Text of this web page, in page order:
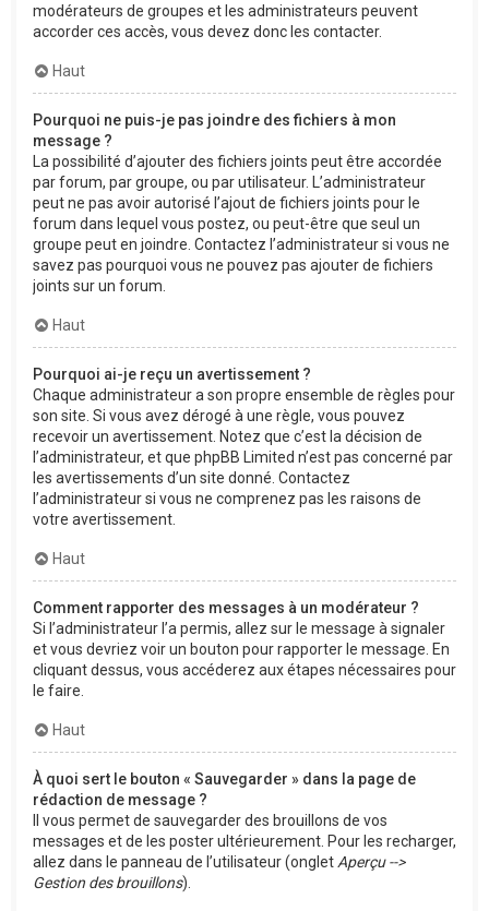
modérateurs de groupes et les administrateurs peuvent
accorder ces accès, vous devez donc les contacter.
Haut
Pourquoi ne puis-je pas joindre des fichiers à mon
message ?
La possibilité d’ajouter des fichiers joints peut être accordée
par forum, par groupe, ou par utilisateur. L’administrateur
peut ne pas avoir autorisé l’ajout de fichiers joints pour le
forum dans lequel vous postez, ou peut-être que seul un
groupe peut en joindre. Contactez l’administrateur si vous ne
savez pas pourquoi vous ne pouvez pas ajouter de fichiers
joints sur un forum.
Haut
Pourquoi ai-je reçu un avertissement ?
Chaque administrateur a son propre ensemble de règles pour
son site. Si vous avez dérogé à une règle, vous pouvez
recevoir un avertissement. Notez que c’est la décision de
l’administrateur, et que phpBB Limited n’est pas concerné par
les avertissements d’un site donné. Contactez
l’administrateur si vous ne comprenez pas les raisons de
votre avertissement.
Haut
Comment rapporter des messages à un modérateur ?
Si l’administrateur l’a permis, allez sur le message à signaler
et vous devriez voir un bouton pour rapporter le message. En
cliquant dessus, vous accéderez aux étapes nécessaires pour
le faire.
Haut
À quoi sert le bouton « Sauvegarder » dans la page de
rédaction de message ?
Il vous permet de sauvegarder des brouillons de vos
messages et de les poster ultérieurement. Pour les recharger,
allez dans le panneau de l’utilisateur (onglet Aperçu -->
Gestion des brouillons).